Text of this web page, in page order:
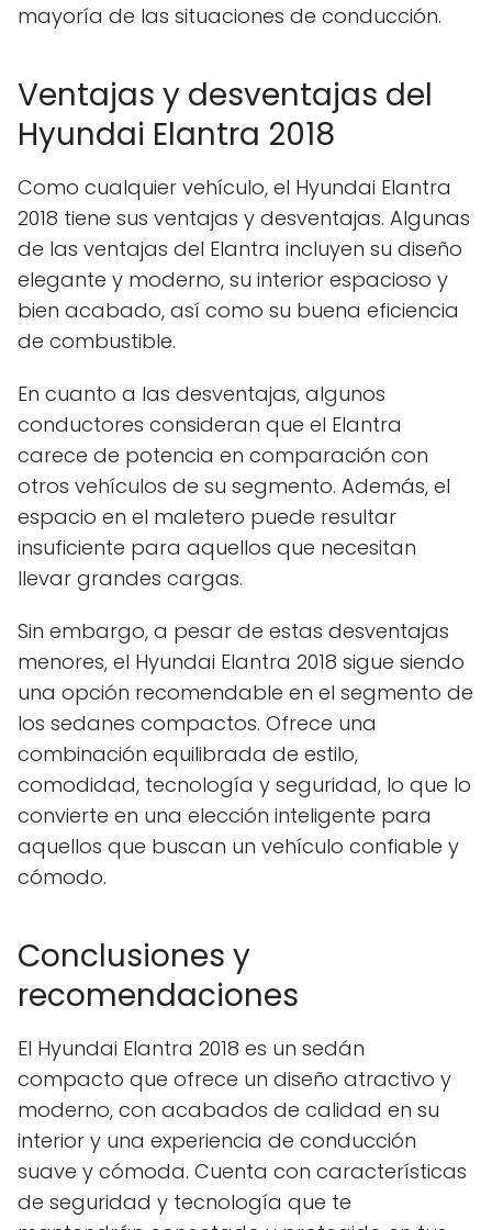
mayoría de las situaciones de conducción.
Ventajas y desventajas del
Hyundai Elantra 2018
Como cualquier vehículo, el Hyundai Elantra
2018 tiene sus ventajas y desventajas. Algunas
de las ventajas del Elantra incluyen su diseño
elegante y moderno, su interior espacioso y
bien acabado, así como su buena eficiencia
de combustible.
En cuanto a las desventajas, algunos
conductores consideran que el Elantra
carece de potencia en comparación con
otros vehículos de su segmento. Además, el
espacio en el maletero puede resultar
insuficiente para aquellos que necesitan
llevar grandes cargas.
Sin embargo, a pesar de estas desventajas
menores, el Hyundai Elantra 2018 sigue siendo
una opción recomendable en el segmento de
los sedanes compactos. Ofrece una
combinación equilibrada de estilo,
comodidad, tecnología y seguridad, lo que lo
convierte en una elección inteligente para
aquellos que buscan un vehículo confiable y
cómodo.
Conclusiones y
recomendaciones
El Hyundai Elantra 2018 es un sedán
compacto que ofrece un diseño atractivo y
moderno, con acabados de calidad en su
interior y una experiencia de conducción
suave y cómoda. Cuenta con características
de seguridad y tecnología que te